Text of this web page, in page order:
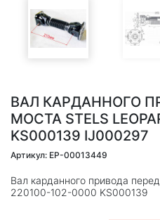
ВАЛ КАРДАННОГО
МОСТА STELS
KS000139 IJ000297
Артикул: EP-00013449
Вал карданного привода
220100-102-0000 KS000139